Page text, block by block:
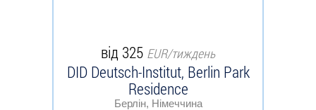
від 325 EUR/тиждень
DID Deutsch-Institut, Berlin Park
Residence
Берлін, Німеччина